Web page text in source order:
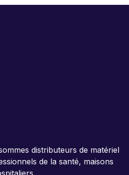
distributeurs de matériel
de la santé, maisons